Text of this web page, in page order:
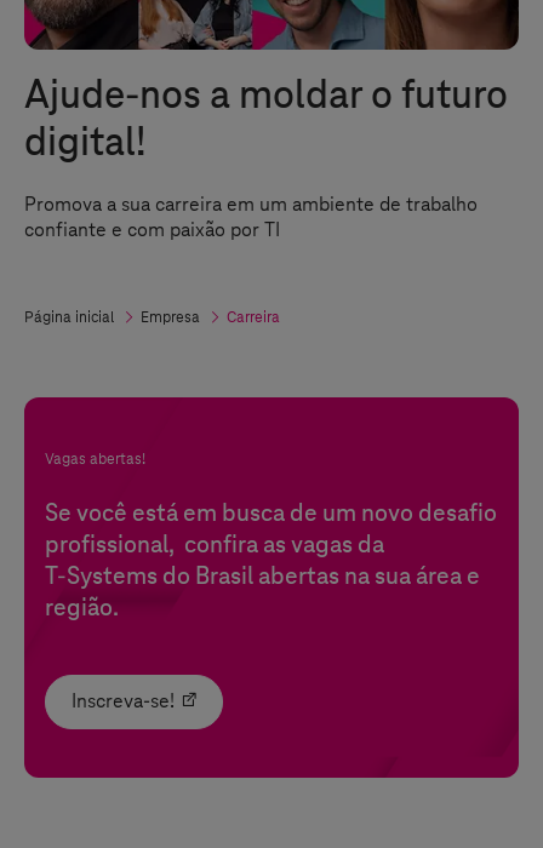
Ajude-nos a moldar o futuro
digital!
Promova a sua carreira em um ambiente de trabalho
confiante e com paixão por TI
Página inicial Empresa Carreira
Vagas abertas!
Se você está em busca de um novo desafio
profissional, confira as vagas da
T-Systems do Brasil abertas na sua área e
região.
Inscreva-se!